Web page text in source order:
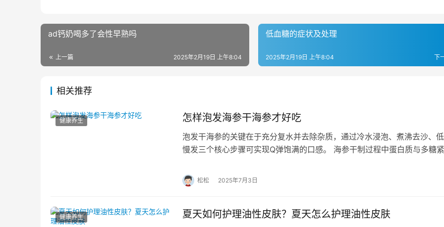
ad钙奶喝多了会性早熟吗
上一篇 2025年2月19日 上午8:04
低血糖的症状及处理
下
2025年2月19日 上午8:04
相关推荐
健康养生 怎样泡发海参干海参才好吃
泡发干海参的关键在于充分复水并去除杂质，通过冷水浸泡、煮沸去沙、
慢发三个核心步骤可实现Q弹饱满的口感。 海参干制过程中蛋白质与多糖
松松 2025年7月3日
健康养生 夏天如何护理油性皮肤？夏天怎么护理油性皮肤